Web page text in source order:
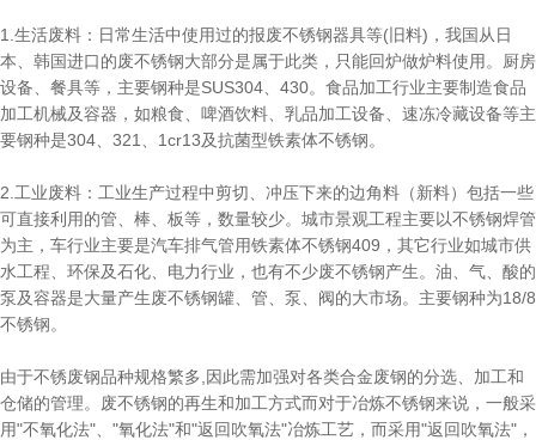
1.生活废料：日常生活中使用过的报废不锈钢器具等(旧料)，我国从日
本、韩国进口的废不锈钢大部分是属于此类，只能回炉做炉料使用。厨房
设备、餐具等，主要钢种是SUS304、430。食品加工行业主要制造食品
加工机械及容器，如粮食、啤酒饮料、乳品加工设备、速冻冷藏设备等主
要钢种是304、321、1cr13及抗菌型铁素体不锈钢。
2.工业废料：工业生产过程中剪切、冲压下来的边角料（新料）包括一些
可直接利用的管、棒、板等，数量较少。城市景观工程主要以不锈钢焊管
为主，车行业主要是汽车排气管用铁素体不锈钢409，其它行业如城市供
水工程、环保及石化、电力行业，也有不少废不锈钢产生。油、气、酸的
泵及容器是大量产生废不锈钢罐、管、泵、阀的大市场。主要钢种为18/8
不锈钢。
由于不锈废钢品种规格繁多,因此需加强对各类合金废钢的分选、加工和
仓储的管理。废不锈钢的再生和加工方式而对于冶炼不锈钢来说，一般采
用"不氧化法"、"氧化法"和"返回吹氧法"冶炼工艺，而采用"返回吹氧法"，